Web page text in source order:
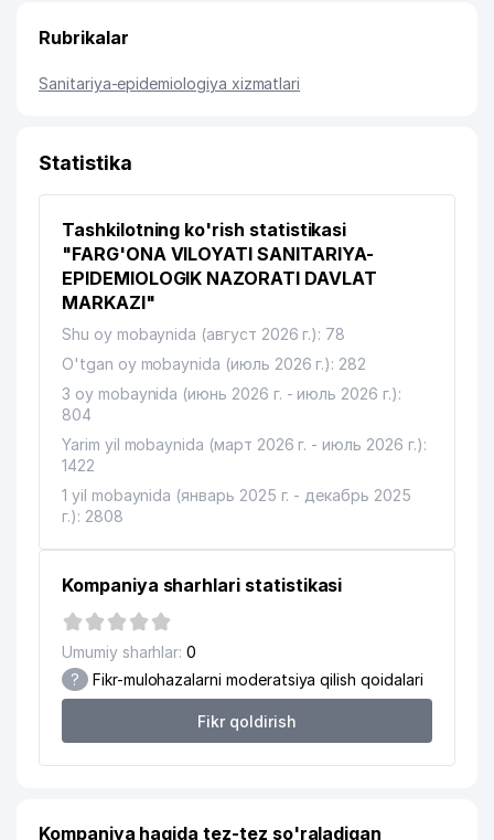
Rubrikalar
Sanitariya-epidemiologiya xizmatlari
Statistika
Tashkilotning ko'rish statistikasi
"FARG'ONA VILOYATI SANITARIYA-
EPIDEMIOLOGIK NAZORATI DAVLAT
MARKAZI"
Shu oy mobaynida (август 2026 г.): 78
O'tgan oy mobaynida (июль 2026 г.): 282
3 oy mobaynida (июнь 2026 г. - июль 2026 г.):
804
Yarim yil mobaynida (март 2026 г. - июль 2026 г.):
1422
1 yil mobaynida (январь 2025 г. - декабрь 2025
г.): 2808
Kompaniya sharhlari statistikasi
Umumiy sharhlar: 0
? Fikr-mulohazalarni moderatsiya qilish qoidalari
Fikr qoldirish
Kompaniya haqida tez-tez so'raladigan